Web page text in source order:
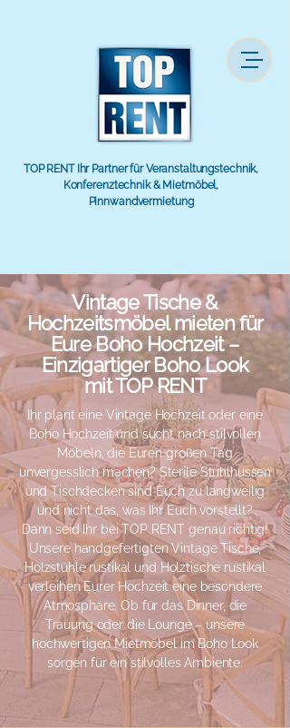
TOP RENT Ihr Partner für Veranstaltungstechnik,
Konferenztechnik & Mietmöbel,
Pinnwandvermietung
Vintage Tische &
Hochzeitsmöbel mieten für
Eure Boho Hochzeit –
Einzigartiger Boho Look
mit TOP RENT
Ihr plant eine Vintage Hochzeit oder eine
Boho Hochzeit und sucht nach stilvollen
Möbeln, die Euren großen Tag
unvergesslich machen? Sterile Stuhlhussen
und Tischdecken sind Euch zu langweilig
und nicht das, was Ihr Euch vorstellt?
Dann seid Ihr bei TOP RENT genau richtig!
Unsere handgefertigten Vintage Tische,
Holzstühle rustikal und Holztische rustikal
verleihen Eurer Hochzeit eine besondere
Atmosphäre. Ob für das Dinner, die
Trauung oder die Lounge – unsere
hochwertigen Mietmöbel im Boho Look
sorgen für ein stilvolles Ambiente.